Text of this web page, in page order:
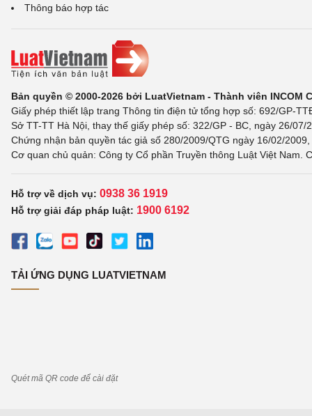
Thông báo hợp tác
Bản quyền © 2000-2026 bởi LuatVietnam - Thành viên INCOM
Giấy phép thiết lập trang Thông tin điện tử tổng hợp số: 692/GP-
Sở TT-TT Hà Nội, thay thế giấy phép số: 322/GP - BC, ngày 26/
Chứng nhận bản quyền tác giả số 280/2009/QTG ngày 16/02/
Cơ quan chủ quản: Công ty Cổ phần Truyền thông Luật Việt Nam.
Hỗ trợ về dịch vụ: 0938 36 1919
Hỗ trợ giải đáp pháp luật: 1900 6192
TẢI ỨNG DỤNG LUATVIETNAM
Quét mã QR code để cài đặt